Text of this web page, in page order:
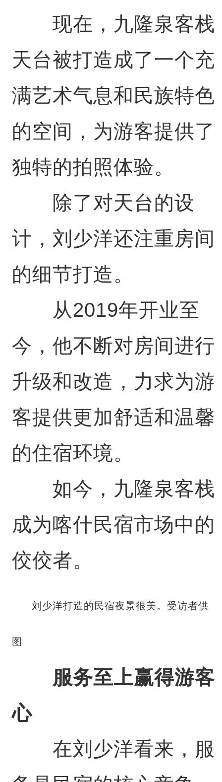
现在，九隆泉客栈
天台被打造成了一个充
满艺术气息和民族特色
的空间，为游客提供了
独特的拍照体验。
除了对天台的设
计，刘少洋还注重房间
的细节打造。
从2019年开业至
今，他不断对房间进行
升级和改造，力求为游
客提供更加舒适和温馨
的住宿环境。
如今，九隆泉客栈
成为喀什民宿市场中的
佼佼者。
刘少洋打造的民宿夜景很美。受访者供
图
服务至上赢得游客
心
在刘少洋看来，服